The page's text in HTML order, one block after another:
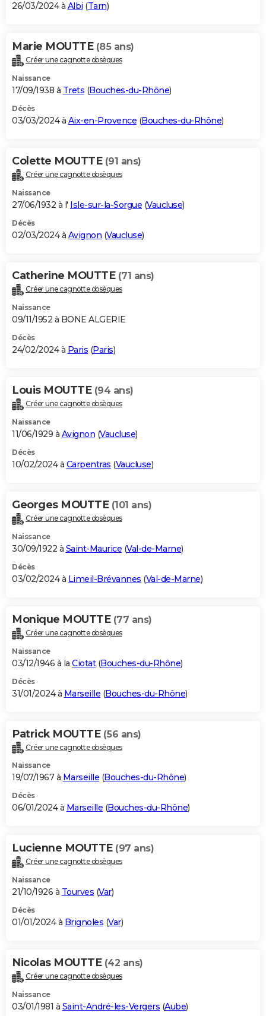
26/03/2024 à Albi (Tarn)
Marie MOUTTE (85 ans)
Créer une cagnotte obsèques
Naissance
17/09/1938 à Trets (Bouches-du-Rhône)
Décès
03/03/2024 à Aix-en-Provence (Bouches-du-Rhône)
Colette MOUTTE (91 ans)
Créer une cagnotte obsèques
Naissance
27/06/1932 à l' Isle-sur-la-Sorgue (Vaucluse)
Décès
02/03/2024 à Avignon (Vaucluse)
Catherine MOUTTE (71 ans)
Créer une cagnotte obsèques
Naissance
09/11/1952 à BONE ALGERIE
Décès
24/02/2024 à Paris (Paris)
Louis MOUTTE (94 ans)
Créer une cagnotte obsèques
Naissance
11/06/1929 à Avignon (Vaucluse)
Décès
10/02/2024 à Carpentras (Vaucluse)
Georges MOUTTE (101 ans)
Créer une cagnotte obsèques
Naissance
30/09/1922 à Saint-Maurice (Val-de-Marne)
Décès
03/02/2024 à Limeil-Brévannes (Val-de-Marne)
Monique MOUTTE (77 ans)
Créer une cagnotte obsèques
Naissance
03/12/1946 à la Ciotat(Bouches-du-Rhône)
Décès
31/01/2024 à Marseille (Bouches-du-Rhône)
Patrick MOUTTE (56 ans)
Créer une cagnotte obsèques
Naissance
19/07/1967 à Marseille (Bouches-du-Rhône)
Décès
06/01/2024 à Marseille (Bouches-du-Rhône)
Lucienne MOUTTE (97 ans)
Créer une cagnotte obsèques
Naissance
21/10/1926 à Tourves (Var)
Décès
01/01/2024 à Brignoles (Var)
Nicolas MOUTTE (42 ans)
Créer une cagnotte obsèques
Naissance
03/01/1981 à Saint-André-les-Vergers (Aube)